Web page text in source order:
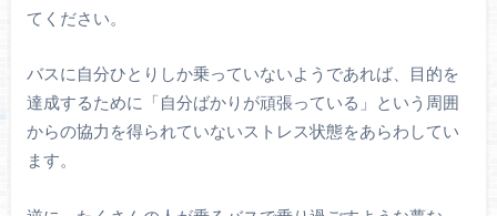
てください。
バスに自分ひとりしか乗っていないようであれば、目的を
達成するために「自分ばかりが頑張っている」という周囲
からの協力を得られていないストレス状態をあらわしてい
ます。